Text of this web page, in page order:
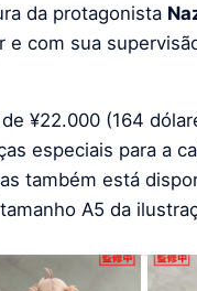
da protagonista
com sua
¥22.000 (164
especiais para a
também está
A5 da